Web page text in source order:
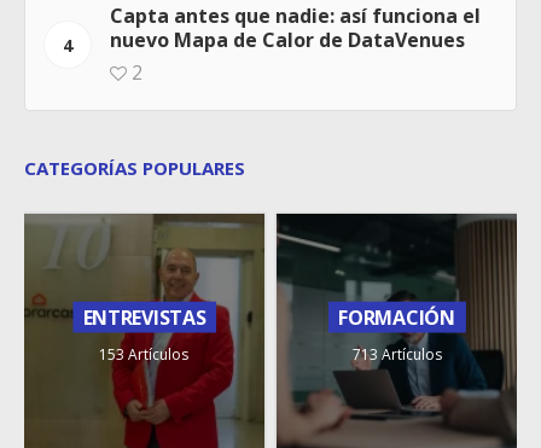
4
Capta antes que nadie: así funciona el
nuevo Mapa de Calor de DataVenues
2
CATEGORÍAS POPULARES
ENTREVISTAS
153 Artículos
FORMACIÓN
713 Artículos